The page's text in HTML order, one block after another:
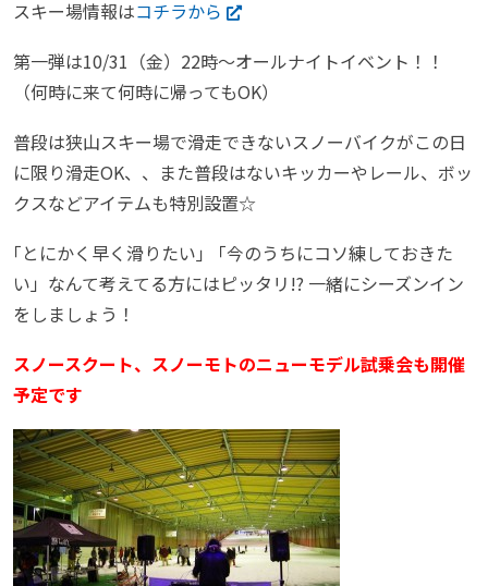
スキー場情報はコチラから
第一弾は10/31（金）22時～オールナイトイベント！！
（何時に来て何時に帰ってもOK）
普段は狭山スキー場で滑走できないスノーバイクがこの日
に限り滑走OK、、また普段はないキッカーやレール、ボッ
クスなどアイテムも特別設置☆
｢とにかく早く滑りたい｣ 「今のうちにコソ練しておきた
い」なんて考えてる方にはピッタリ!? 一緒にシーズンイン
をしましょう！
スノースクート、スノーモトのニューモデル試乗会も開催
予定です